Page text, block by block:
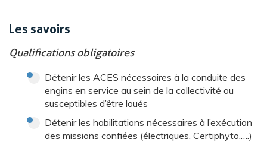
Les savoirs
Qualifications obligatoires
Détenir les ACES nécessaires à la conduite des
engins en service au sein de la collectivité ou
susceptibles d’être loués
Détenir les habilitations nécessaires à l’exécution
des missions confiées (électriques, Certiphyto,….)